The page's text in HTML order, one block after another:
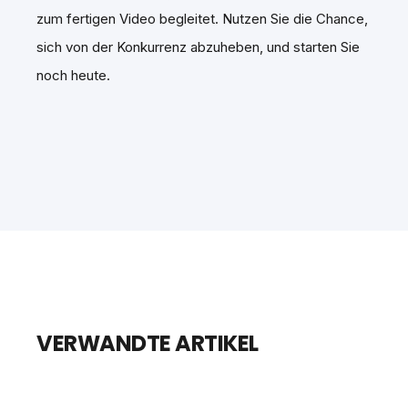
zum fertigen Video begleitet. Nutzen Sie die Chance,
sich von der Konkurrenz abzuheben, und starten Sie
noch heute.
VERWANDTE ARTIKEL